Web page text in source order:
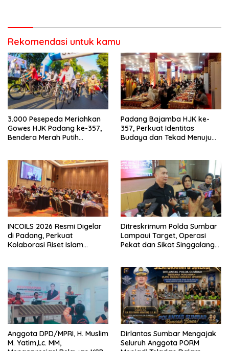
Rekomendasi untuk kamu
3.000 Pesepeda Meriahkan
Gowes HJK Padang ke-357,
Bendera Merah Putih
Padang Bajamba HJK ke-
357, Perkuat Identitas
Budaya dan Tekad Menuju
INCOILS 2026 Resmi Digelar
di Padang, Perkuat
Kolaborasi Riset Islam
Ditreskrimum Polda Sumbar
Lampaui Target, Operasi
Pekat dan Sikat Singgalang
Anggota DPD/MPRI, H. Muslim
M. Yatim,Lc. MM,
Dirlantas Sumbar Mengajak
Seluruh Anggota PORM